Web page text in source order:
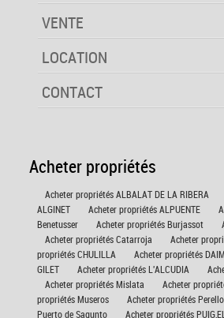
VENTE
LOCATION
CONTACT
Acheter propriétés
Acheter propriétés ALBALAT DE LA RIBERA
ALGINET
Acheter propriétés ALPUENTE
Benetusser
Acheter propriétés Burjassot
Acheter propriétés Catarroja
Acheter
propriétés CHULILLA
Acheter propriétés
GILET
Acheter propriétés L'ALCUDIA
Acheter propriétés Mislata
Acheter
propriétés Museros
Acheter propriétés
Puerto de Sagunto
Acheter propriétés